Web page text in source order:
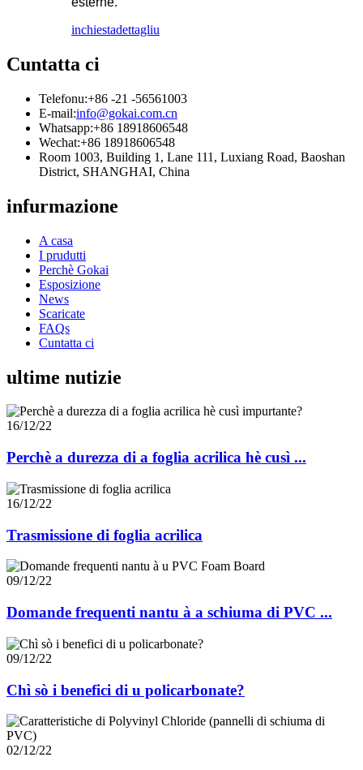
inchiestadettagliu
Cuntatta ci
Telefonu:+86 -21 -56561003
E-mail:info@gokai.com.cn
Whatsapp:+86 18918606548
Wechat:+86 18918606548
Room 1003, Building 1, Lane 111, Luxiang Road, Baoshan
District, SHANGHAI, China
infurmazione
A casa
I prudutti
Perchè Gokai
Esposizione
News
Scaricate
FAQs
Cuntatta ci
ultime nutizie
16/12/22
Perchè a durezza di a foglia acrilica hè cusì ...
16/12/22
Trasmissione di foglia acrilica
09/12/22
Domande frequenti nantu à a schiuma di PVC ...
09/12/22
Chì sò i benefici di u policarbonate?
02/12/22